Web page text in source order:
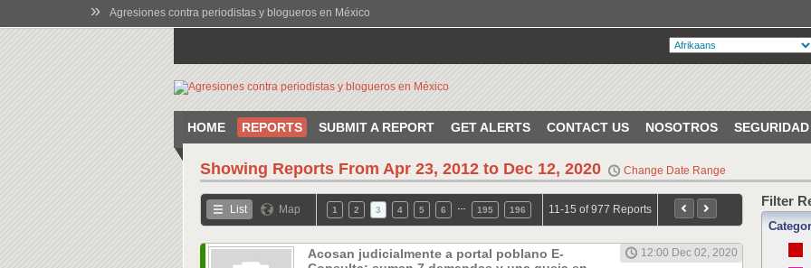
» Agresiones contra periodistas y blogueros en México
HOME REPORTS SUBMIT A REPORT GET ALERTS CONTACT US NOSOTROS SEGURIDAD
Showing Reports From Apr 23, 2012 to Dec 12, 2020 Change Date Range
List Map 1 2 3 4 5 6 195 196 11-15 of 977 Reports
Acosan judicialmente a portal poblano E-
12:00 Dec 02, 2020
Filter